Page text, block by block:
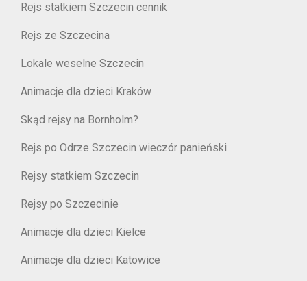
Rejs statkiem Szczecin cennik
Rejs ze Szczecina
Lokale weselne Szczecin
Animacje dla dzieci Kraków
Skąd rejsy na Bornholm?
Rejs po Odrze Szczecin wieczór panieński
Rejsy statkiem Szczecin
Rejsy po Szczecinie
Animacje dla dzieci Kielce
Animacje dla dzieci Katowice